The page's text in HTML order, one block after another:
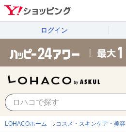
ログイン
LOHACOホーム コスメ・スキンケア・美容